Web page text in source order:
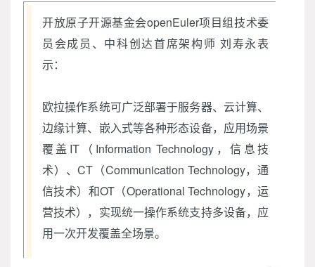
开放原子开源基金会openEuler项目组技术委
员会成员、中科创达首席架构师 刘寿永表
示：
欧拉操作系统可广泛部署于服务器、云计算、
边缘计算、嵌入式等各种形态设备，应用场景
覆盖IT（Information Technology，信息技
术）、CT（Communication Technology，通
信技术）和OT（Operational Technology，运
营技术），实现统一操作系统支持多设备，应
用一次开发覆盖全场景。